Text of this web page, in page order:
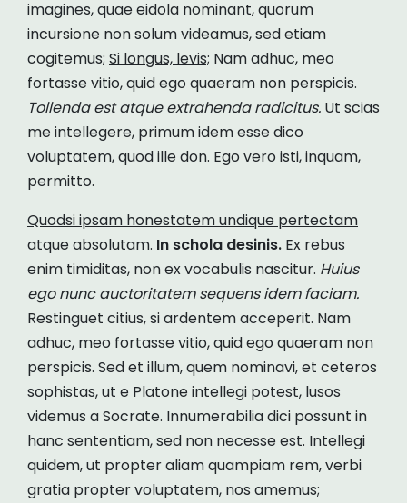
imagines, quae eidola nominant, quorum
incursione non solum videamus, sed etiam
cogitemus; Si longus, levis; Nam adhuc, meo
fortasse vitio, quid ego quaeram non perspicis.
Tollenda est atque extrahenda radicitus. Ut scias
me intellegere, primum idem esse dico
voluptatem, quod ille don. Ego vero isti, inquam,
permitto.
Quodsi ipsam honestatem undique pertectam
atque absolutam. In schola desinis. Ex rebus
enim timiditas, non ex vocabulis nascitur. Huius
ego nunc auctoritatem sequens idem faciam.
Restinguet citius, si ardentem acceperit. Nam
adhuc, meo fortasse vitio, quid ego quaeram non
perspicis. Sed et illum, quem nominavi, et ceteros
sophistas, ut e Platone intellegi potest, lusos
videmus a Socrate. Innumerabilia dici possunt in
hanc sententiam, sed non necesse est. Intellegi
quidem, ut propter aliam quampiam rem, verbi
gratia propter voluptatem, nos amemus;